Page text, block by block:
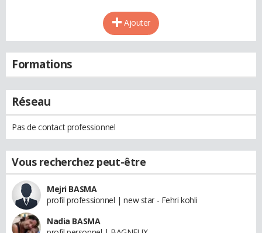
Ajouter
Formations
Réseau
Pas de contact professionnel
Vous recherchez peut-être
Mejri BASMA
profil professionnel | new star - Fehri kohli
Nadia BASMA